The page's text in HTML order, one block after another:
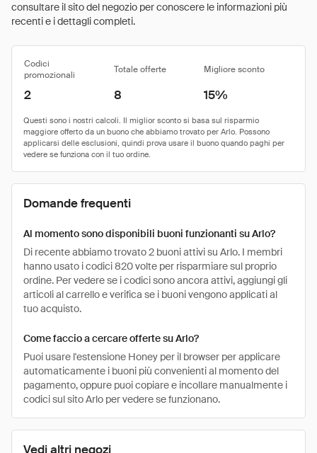
consultare il sito del negozio per conoscere le informazioni più
recenti e i dettagli completi.
Vedi altri negozi
Codici
promozionali
Totale offerte Migliore sconto
2 8 15%
Domande frequenti
Al momento sono disponibili buoni funzionanti su Arlo?
Di recente abbiamo trovato 2 buoni attivi su Arlo. I membri
hanno usato i codici 820 volte per risparmiare sul proprio
ordine. Per vedere se i codici sono ancora attivi, aggiungi gli
articoli al carrello e verifica se i buoni vengono applicati al
tuo acquisto.
Come faccio a cercare offerte su Arlo?
Puoi usare l'estensione Honey per il browser per applicare
automaticamente i buoni più convenienti al momento del
pagamento, oppure puoi copiare e incollare manualmente i
codici sul sito Arlo per vedere se funzionano.